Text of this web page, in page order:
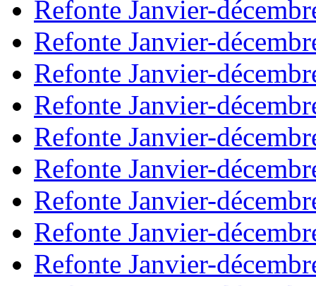
Refonte Janvier-
Refonte Janvier-
Refonte Janvier-
Refonte Janvier-
Refonte Janvier-
Refonte Janvier-
Refonte Janvier-
Refonte Janvier-
Refonte Janvier-